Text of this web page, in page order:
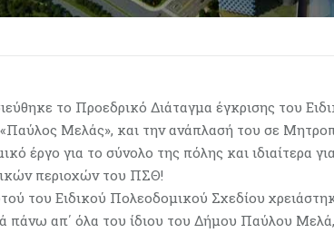
το Προεδρικό Διάταγμα έγκρισης του
Μελάς», και την ανάπλασή του σε
έργο για το σύνολο της πόλης και ιδιαίτερα
περιοχών του ΠΣΘ!
του Ειδικού Πολεοδομικού Σχεδίου
πάνω απ΄ όλα του ίδιου του Δήμου Παύλου